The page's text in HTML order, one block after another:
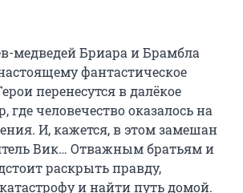
медведей Бриара и Брамбла
фантастическое
перенесутся в далёкое
где человечество оказалось на
И, кажется, в этом замешан
Вик… Отважным братьям и
раскрыть правду,
и найти путь домой.